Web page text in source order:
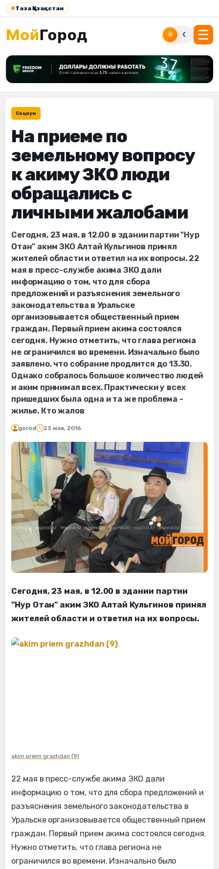
#Таза Қазақстан
☀ ☾
Социум
На приеме по
земельному вопросу
к акиму ЗКО люди
обращались с
личными жалобами
Сегодня, 23 мая, в 12.00 в здании партии "Нур
Отан" аким ЗКО Алтай Кульгинов принял
жителей области и ответил на их вопросы. 22
мая в пресс-службе акима ЗКО дали
информацию о том, что для сбора
предложений и разъяснения земельного
законодательства в Уральске
организовывается общественный прием
граждан. Первый прием акима состоялся
сегодня. Нужно отметить, что глава региона
не ограничился во времени. Изначально было
заявлено, что собрание продлится до 13.30.
Однако собралось большое количество людей
и аким принимал всех. Практически у всех
пришедших была одна и та же проблема -
жилье. Кто жалов
gorod 23 мая, 2016
Сегодня, 23 мая, в 12.00 в здании партии
"Нур Отан" аким ЗКО Алтай Кульгинов принял
жителей области и ответил на их вопросы.
akim priem grazhdan (9)
22 мая в пресс-службе акима ЗКО дали
информацию о том, что для сбора предложений и
разъяснения земельного законодательства в
Уральске организовывается общественный прием
граждан. Первый прием акима состоялся сегодня.
Нужно отметить, что глава региона не
ограничился во времени. Изначально было